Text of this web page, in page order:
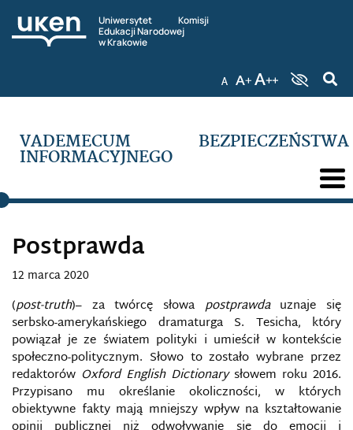
Uniwersytet Komisji
Edukacji Narodowej
w Krakowie
VADEMECUM BEZPIECZEŃSTWA
INFORMACYJNEGO
Postprawda
12 marca 2020
(post-truth)– za twórcę słowa postprawdauznaje się
serbsko-amerykańskiego dramaturga S. Tesicha, który
powiązał je ze światem polityki i umieścił w kontekście
społeczno-politycznym. Słowo to zostało wybrane przez
redaktorów Oxford English Dictionarysłowem roku 2016.
Przypisano mu określanie okoliczności, w których
obiektywne fakty mają mniejszy wpływ na kształtowanie
DEEPFAKE
DEZINFORMACJA RADIOELEKTRONICZNA
DOKTRYNA BEZPIECZEŃSTWA INFORMACYJNEGO
DOKTRYNA CYBERBEZPIECZEŃSTWA
RZECZYPOSPOLITEJ POLSKIEJ
DOUBLESWITCH
DOWÓDZTWO OPERACJI CYBERNETYCZNYCH
STANÓW ZJEDNOCZONYCH
DOWÓDZTWO PRZESTRZENI CYBERNETYCZNEJ I
INFORMACYJNEJ NIEMIEC
DOXING